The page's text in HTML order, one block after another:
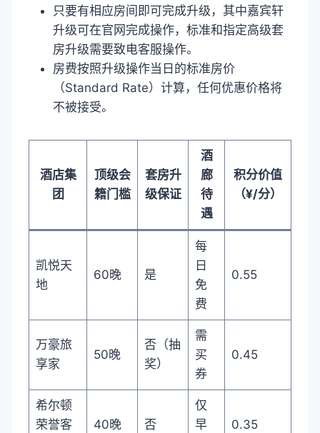
只要有相应房间即可完成升级，其中嘉宾轩
升级可在官网完成操作，标准和指定高级套
房升级需要致电客服操作。
房费按照升级操作当日的标准房价
（Standard Rate）计算，任何优惠价格将
不被接受。
酒店集
团
顶级会
籍门槛
套房升
级保证
酒
廊
待
遇
积分价值
（¥/分）
凯悦天
地
60晚 是
每
日
免
费
0.55
万豪旅
享家
50晚
否（抽
奖）
需
买
券
0.45
希尔顿
荣誉客
40晚 否
仅
早
0.35